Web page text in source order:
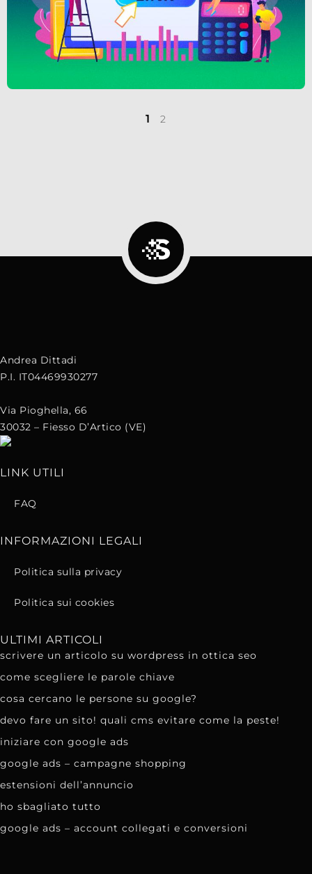
1 2
Andrea Dittadi
P.I. IT04469930277
Via Pioghella, 66
30032 – Fiesso D’Artico (VE)
LINK UTILI
FAQ
INFORMAZIONI LEGALI
Politica sulla privacy
Politica sui cookies
ULTIMI ARTICOLI
scrivere un articolo su wordpress in ottica seo
come scegliere le parole chiave
cosa cercano le persone su google?
devo fare un sito! quali cms evitare come la peste!
iniziare con google ads
google ads – campagne shopping
estensioni dell’annuncio
ho sbagliato tutto
google ads – account collegati e conversioni